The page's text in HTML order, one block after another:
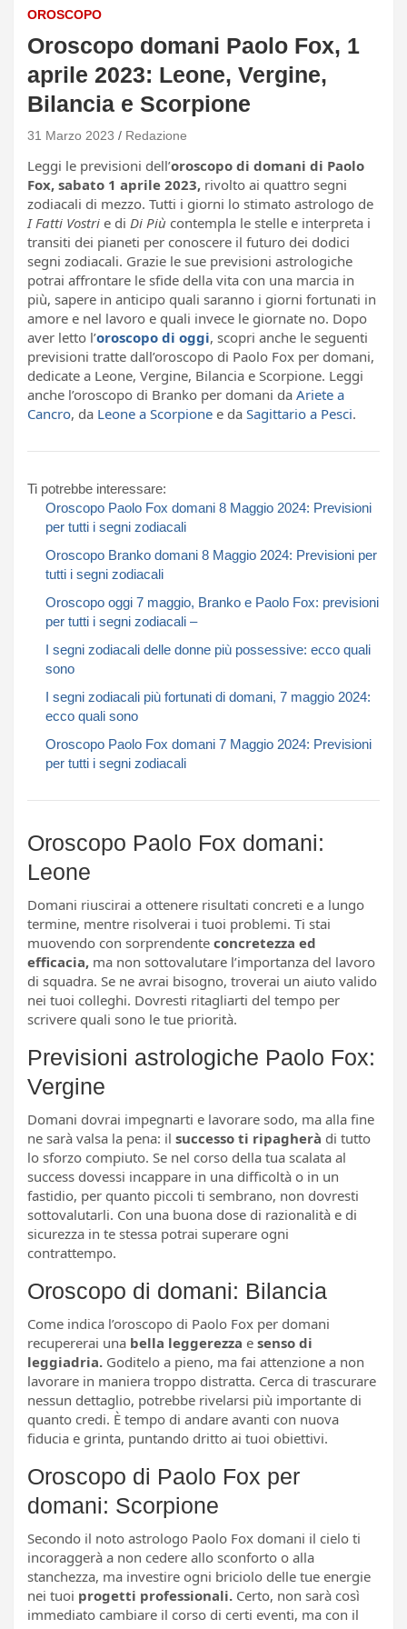
OROSCOPO
Oroscopo domani Paolo Fox, 1
aprile 2023: Leone, Vergine,
Bilancia e Scorpione
31 Marzo 2023 Redazione
Leggi le previsioni dell’oroscopo di domani di Paolo
Fox, sabato 1 aprile 2023, rivolto ai quattro segni
zodiacali di mezzo. Tutti i giorni lo stimato astrologo de
I Fatti Vostri e di Di Più contempla le stelle e interpreta i
transiti dei pianeti per conoscere il futuro dei dodici
segni zodiacali. Grazie le sue previsioni astrologiche
potrai affrontare le sfide della vita con una marcia in
più, sapere in anticipo quali saranno i giorni fortunati in
amore e nel lavoro e quali invece le giornate no. Dopo
aver letto l’oroscopo di oggi, scopri anche le seguenti
previsioni tratte dall’oroscopo di Paolo Fox per domani,
dedicate a Leone, Vergine, Bilancia e Scorpione. Leggi
anche l’oroscopo di Branko per domani da Ariete a
Cancro, da Leone a Scorpione e da Sagittario a Pesci.
Ti potrebbe interessare:
Oroscopo Paolo Fox domani 8 Maggio 2024: Previsioni
per tutti i segni zodiacali​​​​​
Oroscopo Branko domani 8 Maggio 2024: Previsioni per
tutti i segni zodiacali​​​​​
Oroscopo oggi 7 maggio, Branko e Paolo Fox: previsioni
per tutti i segni zodiacali –
I segni zodiacali delle donne più possessive: ecco quali
sono
I segni zodiacali più fortunati di domani, 7 maggio 2024:
ecco quali sono
Oroscopo Paolo Fox domani 7 Maggio 2024: Previsioni
per tutti i segni zodiacali​​​​​
Oroscopo Paolo Fox domani:
Leone
Domani riuscirai a ottenere risultati concreti e a lungo
termine, mentre risolverai i tuoi problemi. Ti stai
muovendo con sorprendente concretezza ed
efficacia, ma non sottovalutare l’importanza del lavoro
di squadra. Se ne avrai bisogno, troverai un aiuto valido
nei tuoi colleghi. Dovresti ritagliarti del tempo per
scrivere quali sono le tue priorità.
Previsioni astrologiche Paolo Fox:
Vergine
Domani dovrai impegnarti e lavorare sodo, ma alla fine
ne sarà valsa la pena: il successo ti ripagherà di tutto
lo sforzo compiuto. Se nel corso della tua scalata al
success dovessi incappare in una difficoltà o in un
fastidio, per quanto piccoli ti sembrano, non dovresti
sottovalutarli. Con una buona dose di razionalità e di
sicurezza in te stessa potrai superare ogni
contrattempo.
Oroscopo di domani: Bilancia
Come indica l’oroscopo di Paolo Fox per domani
recupererai una bella leggerezza e senso di
leggiadria. Goditelo a pieno, ma fai attenzione a non
lavorare in maniera troppo distratta. Cerca di trascurare
nessun dettaglio, potrebbe rivelarsi più importante di
quanto credi. È tempo di andare avanti con nuova
fiducia e grinta, puntando dritto ai tuoi obiettivi.
Oroscopo di Paolo Fox per
domani: Scorpione
Secondo il noto astrologo Paolo Fox domani il cielo ti
incoraggerà a non cedere allo sconforto o alla
stanchezza, ma investire ogni briciolo delle tue energie
nei tuoi progetti professionali. Certo, non sarà così
immediato cambiare il corso di certi eventi, ma con il